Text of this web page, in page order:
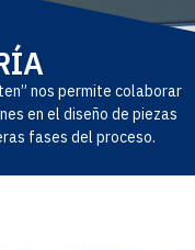
nos permite colaborar
en el diseño de piezas
fases del proceso.